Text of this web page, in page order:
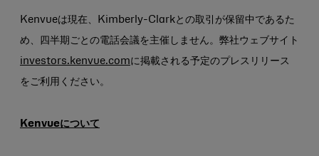
Kenvueは現在、Kimberly-Clarkとの取引が保留中であるた
め、四半期ごとの電話会議を主催しません。弊社ウェブサイト
investors.kenvue.comに掲載される予定のプレスリリース
をご利用ください。
Kenvueについて